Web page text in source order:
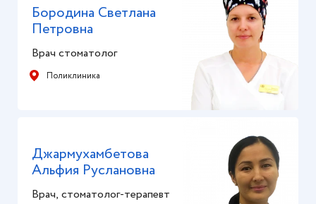
Бородина Светлана
Петровна
Врач стоматолог
Поликлиника
Джармухамбетова
Альфия Руслановна
Врач, стоматолог-терапевт